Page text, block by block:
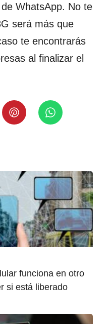
WhatsApp. No te
será más que
te encontrarás
al finalizar el
funciona en otro
si está liberado